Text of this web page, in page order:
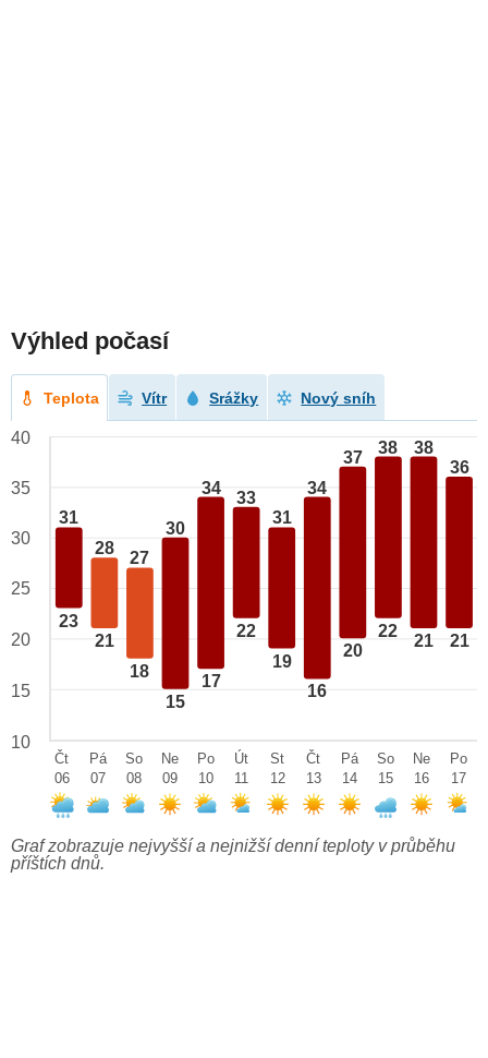
Výhled počasí
Teplota Vítr Srážky Nový sníh
31
23
28
21
27
18
30
15
34
17
33
22
31
19
34
16
37
20
38
22
38
21
36
21
40
35
30
25
20
15
10
Čt
06
Pá
07
So
08
Ne
09
Po
10
Út
11
St
12
Čt
13
Pá
14
So
15
Ne
16
Po
17
Graf zobrazuje nejvyšší a nejnižší denní teploty v průběhu
příštích dnů.